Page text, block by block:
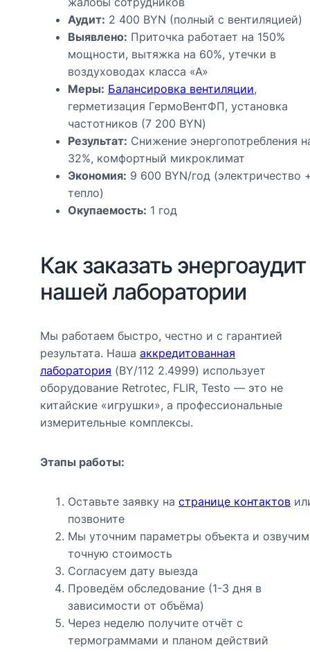
Аудит: 2 400 BYN (полный с вентиляцией)
Выявлено: Приточка работает на 150%
мощности, вытяжка на 60%, утечки в
воздуховодах класса «А»
Меры: Балансировка вентиляции,
герметизация ГермоВентФП, установка
частотников (7 200 BYN)
Результат: Снижение энергопотребления
32%, комфортный микроклимат
Экономия: 9 600 BYN/год (электричество
тепло)
Окупаемость: 1 год
Как заказать
нашей лаборатории
Мы работаем быстро, честно и с гарантией
результата. Наша аккредитованная
лаборатория (BY/112 2.4999) использует
оборудование Retrotec, FLIR, Testo — это не
китайские «игрушки», а профессиональные
измерительные комплексы.
Этапы работы:
Оставьте заявку на странице контактов
позвоните
Мы уточним параметры объекта и озвучим
точную стоимость
Согласуем дату выезда
Проведём обследование (1-3 дня в
зависимости от объёма)
Через неделю получите отчёт с
термограммами и планом действий